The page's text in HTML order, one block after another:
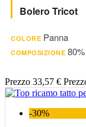
Bolero Tricot
COLORE Panna
COMPOSIZIONE
Prezzo 33,57 €
-30%